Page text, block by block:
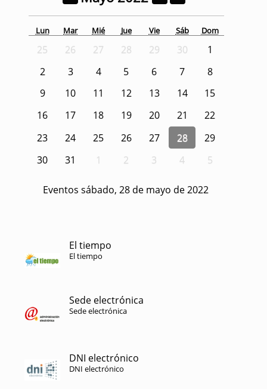
Lun Mar Mié Jue Vie Sáb Dom
25 26 27 28 29 30
1
2
3 4 5 6 7
8
9
10 11 12 13 14
15
16
17 18 19 20 21
22
23
24 25 26 27 28
29
30
31 1 2 3 4 5
Eventos sábado, 28 de mayo de 2022
El tiempo
El tiempo
Sede electrónica
Sede electrónica
DNI electrónico
DNI electrónico